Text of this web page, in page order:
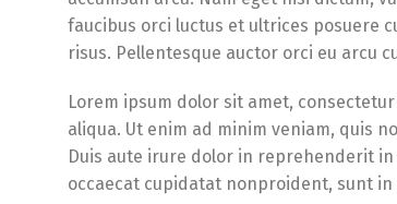
faucibus orci luctus et ultrices posuere
risus. Pellentesque auctor orci eu arcu
Lorem ipsum dolor sit amet,
aliqua. Ut enim ad minim veniam, quis
Duis aute irure dolor in reprehenderit
occaecat cupidatat nonproident, sunt